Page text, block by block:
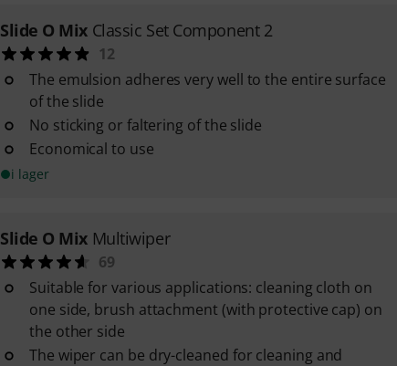
Slide O Mix Classic Set Component 2
12
The emulsion adheres very well to the entire surface
of the slide
No sticking or faltering of the slide
Economical to use
i lager
Slide O Mix Multiwiper
69
Suitable for various applications: cleaning cloth on
one side, brush attachment (with protective cap) on
the other side
The wiper can be dry-cleaned for cleaning and